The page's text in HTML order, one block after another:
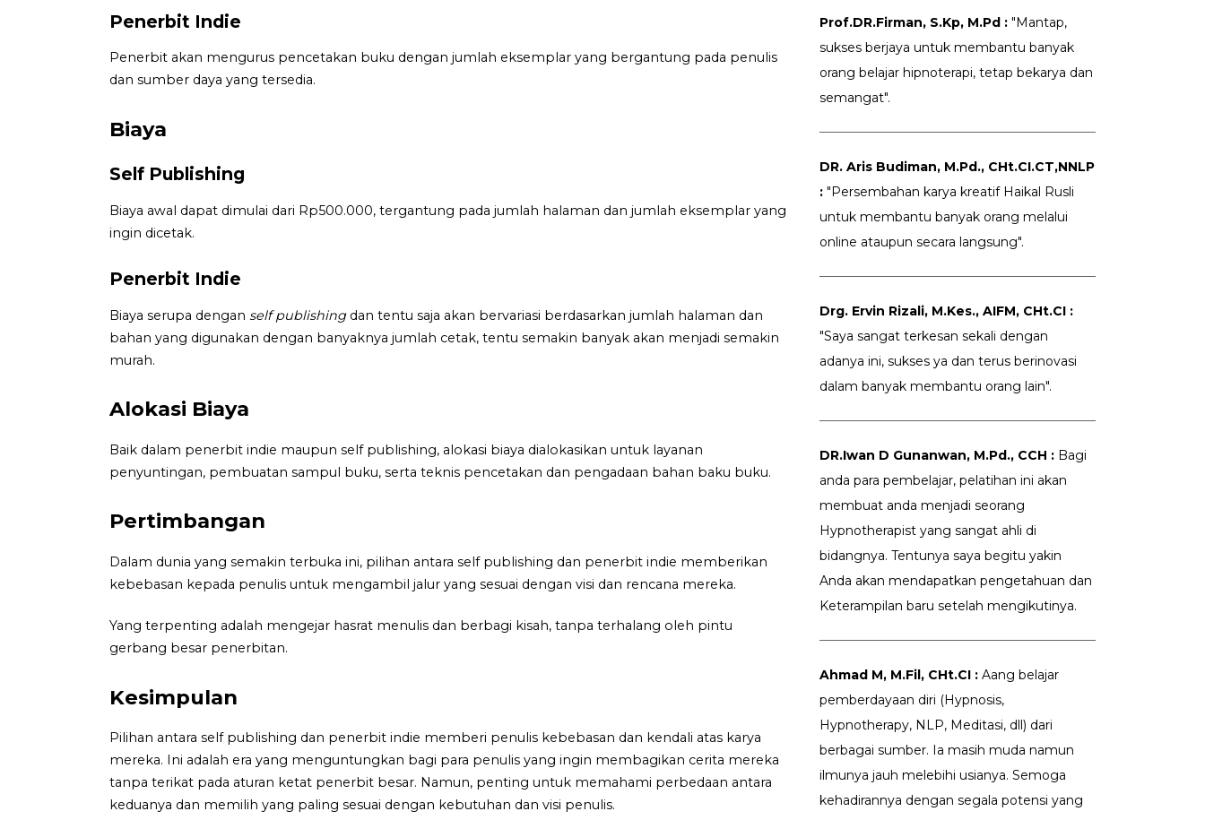
Penerbit Indie
Penerbit akan mengurus pencetakan buku dengan jumlah eksemplar yang bergantung pada penulis
dan sumber daya yang tersedia.
Biaya
Self Publishing
Biaya awal dapat dimulai dari Rp500.000, tergantung pada jumlah halaman dan jumlah eksemplar yang
ingin dicetak.
Penerbit Indie
Biaya serupa dengan self publishingdan tentu saja akan bervariasi berdasarkan jumlah halaman dan
bahan yang digunakan dengan banyaknya jumlah cetak, tentu semakin banyak akan menjadi semakin
murah.
Alokasi Biaya
Baik dalam penerbit indie maupun self publishing, alokasi biaya dialokasikan untuk layanan
penyuntingan, pembuatan sampul buku, serta teknis pencetakan dan pengadaan bahan baku buku.
Pertimbangan
Dalam dunia yang semakin terbuka ini, pilihan antara self publishing dan penerbit indie memberikan
kebebasan kepada penulis untuk mengambil jalur yang sesuai dengan visi dan rencana mereka.
Yang terpenting adalah mengejar hasrat menulis dan berbagi kisah, tanpa terhalang oleh pintu
gerbang besar penerbitan.
Kesimpulan
Pilihan antara self publishing dan penerbit indie memberi penulis kebebasan dan kendali atas karya
mereka. Ini adalah era yang menguntungkan bagi para penulis yang ingin membagikan cerita mereka
tanpa terikat pada aturan ketat penerbit besar. Namun, penting untuk memahami perbedaan antara
keduanya dan memilih yang paling sesuai dengan kebutuhan dan visi penulis.
Prof.DR.Firman, S.Kp, M.Pd : "Mantap,
sukses berjaya untuk membantu banyak
orang belajar hipnoterapi, tetap bekarya dan
semangat".
DR. Aris Budiman, M.Pd., CHt.CI.CT,NNLP
: "Persembahan karya kreatif Haikal Rusli
untuk membantu banyak orang melalui
online ataupun secara langsung".
Drg. Ervin Rizali, M.Kes., AIFM, CHt.CI :
"Saya sangat terkesan sekali dengan
adanya ini, sukses ya dan terus berinovasi
dalam banyak membantu orang lain".
DR.Iwan D Gunanwan, M.Pd., CCH : Bagi
anda para pembelajar, pelatihan ini akan
membuat anda menjadi seorang
Hypnotherapist yang sangat ahli di
bidangnya. Tentunya saya begitu yakin
Anda akan mendapatkan pengetahuan dan
Keterampilan baru setelah mengikutinya.
Ahmad M, M.Fil, CHt.CI : Aang belajar
pemberdayaan diri (Hypnosis,
Hypnotherapy, NLP, Meditasi, dll) dari
berbagai sumber. Ia masih muda namun
ilmunya jauh melebihi usianya. Semoga
kehadirannya dengan segala potensi yang